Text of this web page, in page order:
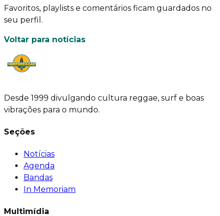
Favoritos, playlists e comentários ficam guardados no
seu perfil.
Voltar para notícias
Desde 1999 divulgando cultura reggae, surf e boas
vibrações para o mundo.
Seções
Notícias
Agenda
Bandas
In Memoriam
Multimídia